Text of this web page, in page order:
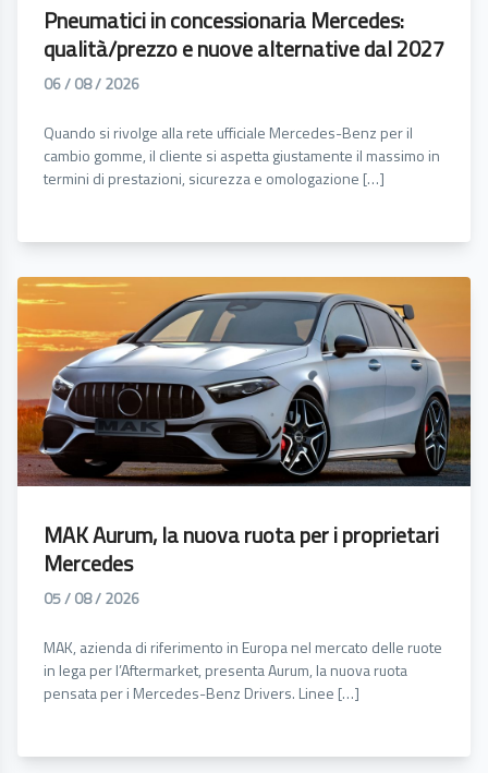
Pneumatici in concessionaria Mercedes:
qualità/prezzo e nuove alternative dal 2027
06 / 08 / 2026
Quando si rivolge alla rete ufficiale Mercedes-Benz per il
cambio gomme, il cliente si aspetta giustamente il massimo in
termini di prestazioni, sicurezza e omologazione […]
MAK Aurum, la nuova ruota per i proprietari
Mercedes
05 / 08 / 2026
MAK, azienda di riferimento in Europa nel mercato delle ruote
in lega per l’Aftermarket, presenta Aurum, la nuova ruota
pensata per i Mercedes-Benz Drivers. Linee […]